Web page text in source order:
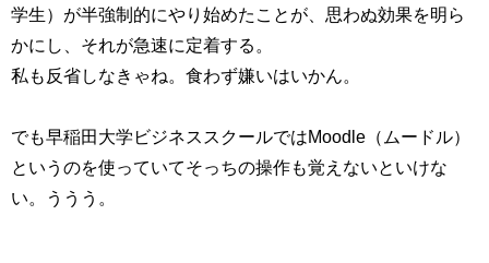
学生）が半強制的にやり始めたことが、思わぬ効果を明ら
かにし、それが急速に定着する。
私も反省しなきゃね。食わず嫌いはいかん。
でも早稲田大学ビジネススクールではMoodle（ムードル）
というのを使っていてそっちの操作も覚えないといけな
い。ううう。